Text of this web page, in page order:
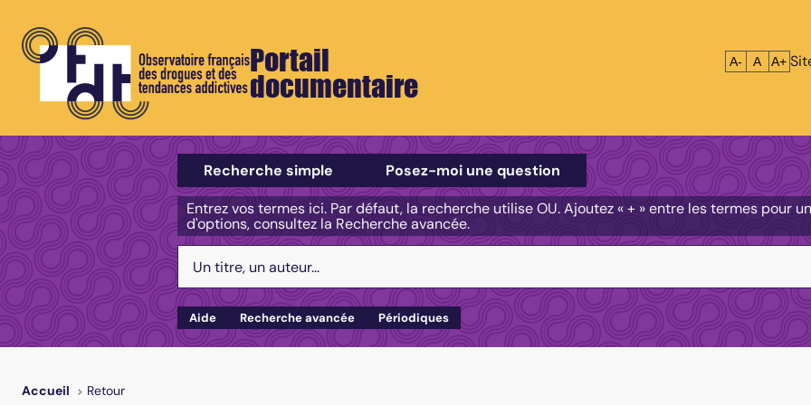
Portail
documentaire
Réduire le
A- A A+
Sélectionner un type de recherche
Recherche simple
Posez-moi une question
Entrez vos termes ici. Par défaut, la recherche utilise OU. Ajoutez « + » entre les termes pour
d'options, consultez la Recherche avancée.
Aide Recherche avancée Périodiques
Accueil Retour